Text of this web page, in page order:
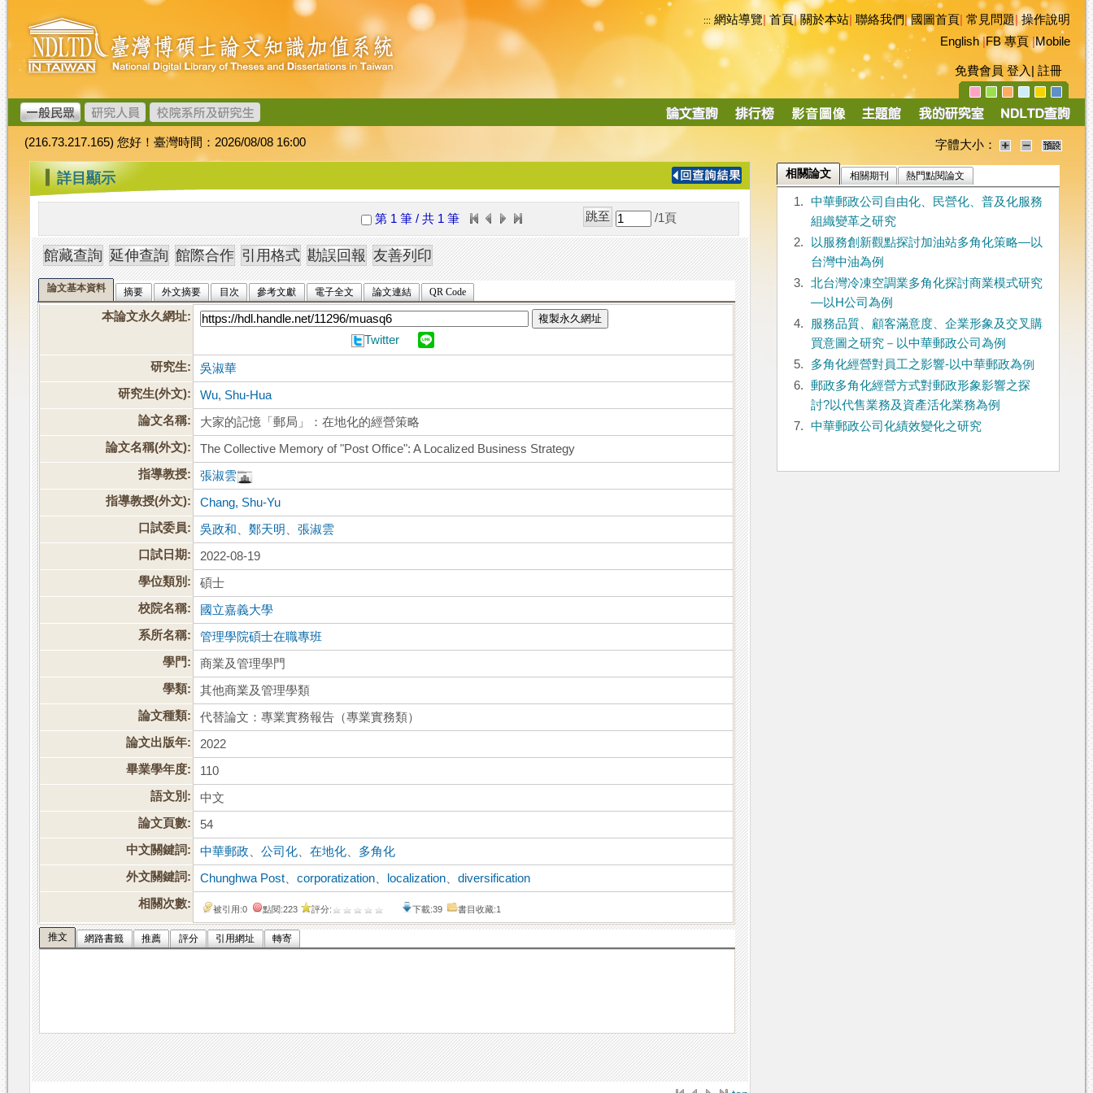
跳
到
主
要
內
容
臺
灣
博
碩
士
論
文
加
值
系
統
::: 網站導覽|首頁|關於本站 聯絡我們|國圖首頁 常見問題|操作說明
English|FB 專頁|Mobile
免費會員 登入 註冊
導
(216.73.217.165) 您好！臺灣時間：2026/08/08 16:00 字體大小：
::: 詳目顯示
第 1 筆 / 共 1 筆 /1 頁
論文基本資料 摘要 外文摘要 目次 參考文獻 電子全文 論文連結 QR Code
本論文永久網址: 複製永久網址
Twitter
研究生:
吳淑華
研究生(外文):
Wu, Shu-Hua
論文名稱:
大家的記憶「郵局」：在地化的經營策略
論文名稱(外文):
The Collective Memory of "Post Office": A Localized Business Strategy
指導教授:
張淑雲
指導教授(外文):
Chang, Shu-Yu
口試委員:
吳政和 、鄭天明 、張淑雲
口試日期:
2022-08-19
學位類別:
碩士
校院名稱:
國立嘉義大學
系所名稱:
管理學院碩士在職專班
學門:
商業及管理學門
學類:
其他商業及管理學類
論文種類:
代替論文：專業實務報告（專業實務類）
論文出版年:
2022
畢業學年度:
110
語文別:
中文
論文頁數:
54
中文關鍵詞:
中華郵政 、公司化 、在地化
多角化
外文關鍵詞:
Chunghwa Post 、corporatization localization 、diversification
相關次數:
被引用:0 點閱:223 評分: 下載:39 書目收藏:1
推文 網路書籤 推薦 評分 引用網址 轉寄
相關論文 相關期刊 熱門點閱論文
1.
中華郵政公司自由化、民營化、普及化服務
組織變革之研究
2.
以服務創新觀點探討加油站多角化策略—以
台灣中油為例
3.
北台灣冷凍空調業多角化探討商業模式研究
—以H公司為例
4.
服務品質、顧客滿意度、企業形象及交叉購
買意圖之研究－以中華郵政公司為例
5.
多角化經營對員工之影響-以中華郵政為例
6.
郵政多角化經營方式對郵政形象影響之探
討?以代售業務及資產活化業務為例
7.
中華郵政公司化績效變化之研究